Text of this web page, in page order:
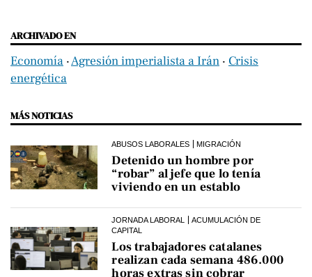
ARCHIVADO EN
Economía ‧Agresión imperialista a Irán ‧ Crisis
energética
MÁS NOTICIAS
ABUSOS LABORALES MIGRACIÓN
Detenido un hombre por
“robar” al jefe que lo tenía
viviendo en un establo
JORNADA LABORAL
ACUMULACIÓN DE
CAPITAL
Los trabajadores catalanes
realizan cada semana 486.000
horas extras sin cobrar